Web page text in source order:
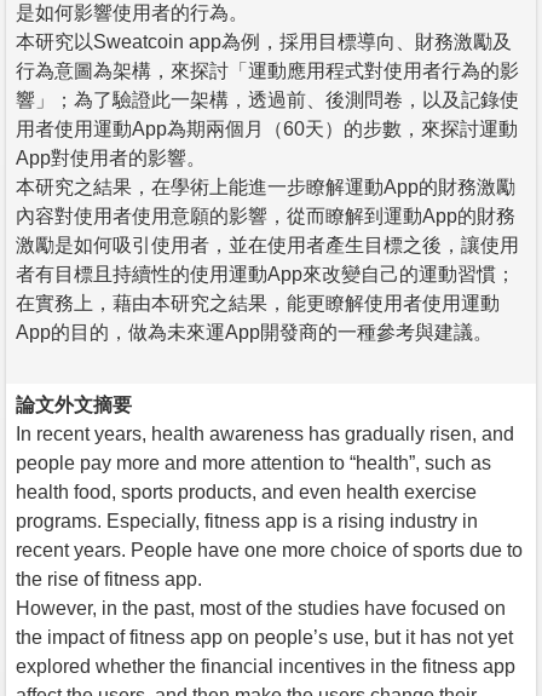
是如何影響使用者的行為。
本研究以Sweatcoin app為例，採用目標導向、財務激勵及
行為意圖為架構，來探討「運動應用程式對使用者行為的影
響」；為了驗證此一架構，透過前、後測問卷，以及記錄使
用者使用運動App為期兩個月（60天）的步數，來探討運動
App對使用者的影響。
本研究之結果，在學術上能進一步瞭解運動App的財務激勵
內容對使用者使用意願的影響，從而瞭解到運動App的財務
激勵是如何吸引使用者，並在使用者產生目標之後，讓使用
者有目標且持續性的使用運動App來改變自己的運動習慣；
在實務上，藉由本研究之結果，能更瞭解使用者使用運動
App的目的，做為未來運App開發商的一種參考與建議。
論文外文摘要
In recent years, health awareness has gradually risen, and
people pay more and more attention to “health”, such as
health food, sports products, and even health exercise
programs. Especially, fitness app is a rising industry in
recent years. People have one more choice of sports due to
the rise of fitness app.
However, in the past, most of the studies have focused on
the impact of fitness app on people’s use, but it has not yet
explored whether the financial incentives in the fitness app